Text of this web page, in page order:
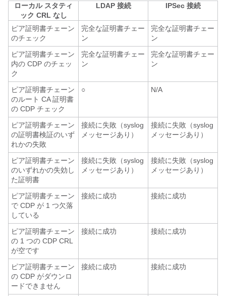
ローカル スタティ
ック CRL なし
LDAP 接続 IPSec 接続
ピア証明書チェーン
のチェック
完全な証明書チェー
ン
完全な証明書チェー
ン
ピア証明書チェーン
内の CDP のチェッ
ク
完全な証明書チェー
ン
完全な証明書チェー
ン
ピア証明書チェーン
のルート CA 証明書
の CDP チェック
○ N/A
ピア証明書チェーン
の証明書検証のいず
れかの失敗
接続に失敗（syslog
メッセージあり）
接続に失敗（syslog
メッセージあり）
ピア証明書チェーン
のいずれかの失効し
た証明書
接続に失敗（syslog
メッセージあり）
接続に失敗（syslog
メッセージあり）
ピア証明書チェーン
で CDP が 1 つ欠落
している
接続に成功 接続に成功
ピア証明書チェーン
の 1 つの CDP CRL
が空です
接続に成功 接続に成功
ピア証明書チェーン
の CDP がダウンロ
ードできません
接続に成功 接続に成功